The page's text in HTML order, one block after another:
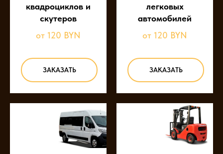
квадроциклов и
скутеров
от 120 BYN
ЗАКАЗАТЬ
легковых
автомобилей
от 120 BYN
ЗАКАЗАТЬ